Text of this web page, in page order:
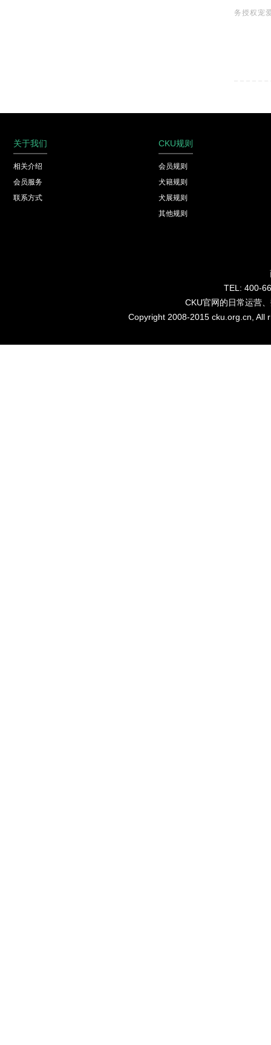
务授权宠
关于我们
相关介绍
会员服务
联系方式
CKU规则
会员规则
犬籍规则
犬展规则
其他规则
TEL: 400-
CKU官网的日常运营
Copyright 2008-2015 cku.org.cn,